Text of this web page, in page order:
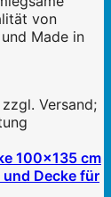
von
Made in
Versand;